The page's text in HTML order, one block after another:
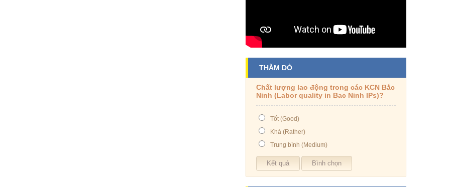
THĂM DÒ
Chất lượng lao động trong các KCN Bắc
Ninh (Labor quality in Bac Ninh IPs)?
Tốt (Good)
Khá (Rather)
Trung bình (Medium)